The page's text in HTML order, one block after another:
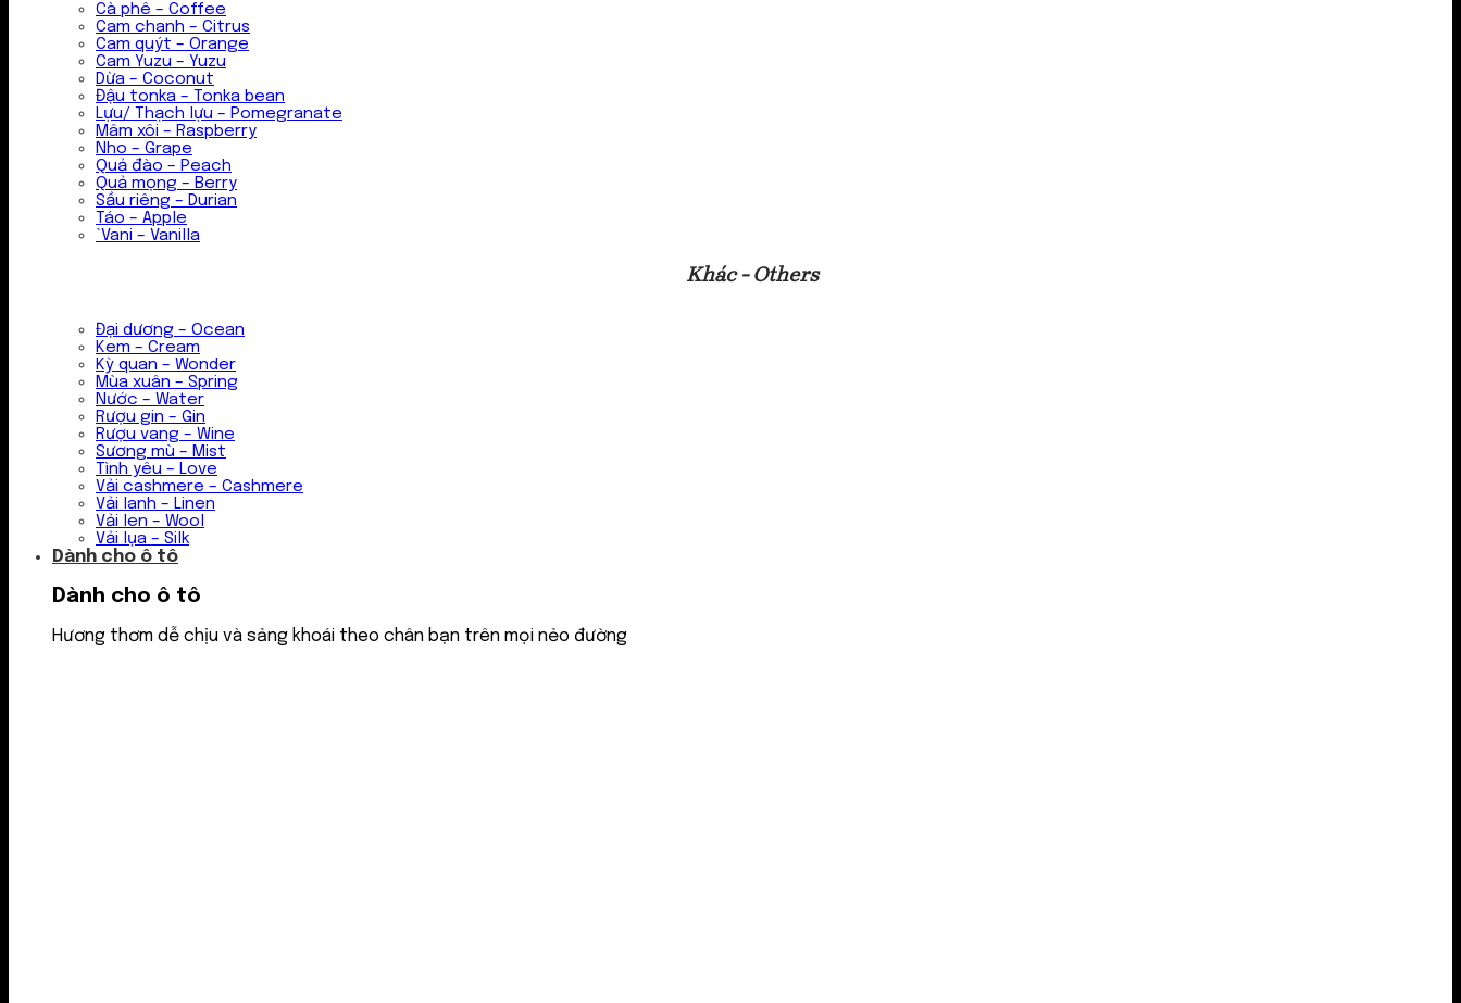
Cà phê – Coffee
Cam chanh – Citrus
Cam quýt – Orange
Cam Yuzu – Yuzu
Dừa – Coconut
Đậu tonka – Tonka bean
Lựu/ Thạch lựu – Pomegranate
Mâm xôi – Raspberry
Nho – Grape
Quả đào – Peach
Quả mọng – Berry
Sầu riêng – Durian
Táo – Apple
`Vani – Vanilla
Khác - Others
Đại dương – Ocean
Kem – Cream
Kỳ quan – Wonder
Mùa xuân – Spring
Nước – Water
Rượu gin – Gin
Rượu vang – Wine
Sương mù – Mist
Tình yêu – Love
Vải cashmere – Cashmere
Vải lanh – Linen
Vải len – Wool
Vải lụa – Silk
Dành cho ô tô
Dành cho ô tô
Hương thơm dễ chịu và sảng khoái theo chân bạn trên mọi nẻo đường